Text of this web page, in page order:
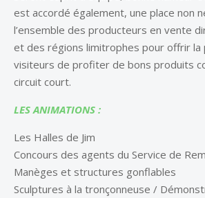
est accordé également, une place non
l’ensemble des producteurs en vente
et des régions limitrophes pour offrir la
visiteurs de profiter de bons produits
circuit court.
LES ANIMATIONS :
Les Halles de Jim
Concours des agents du Service de
Manèges et structures gonflables
Sculptures à la tronçonneuse /